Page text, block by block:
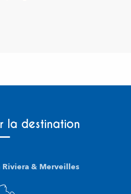
la destination
Riviera & Merveilles